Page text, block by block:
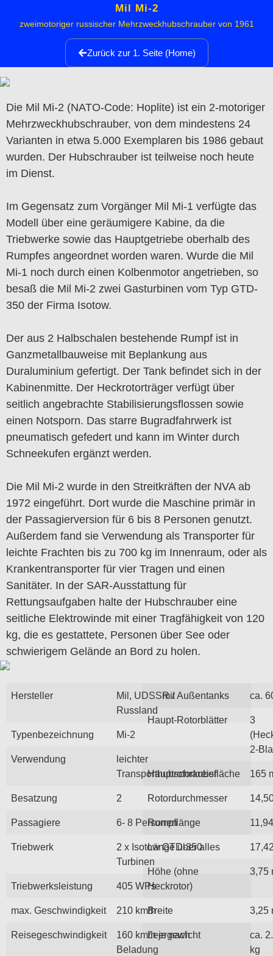
Mil Mi-2
zweimotoriger russischer Mehrzweckhubschrauber von 1961
Zurück zur 1. Seite (Home)
Die Mil Mi-2 (NATO-Code: Hoplite) ist ein 2-motoriger
Mehrzweckhubschrauber, von dem mindestens 24
Varianten in etwa 5.000 Exemplaren bis 1986 gebaut
wurden. Der Hubschrauber ist teilweise noch heute
im Dienst.
Im Gegensatz zum Vorgänger Mil Mi-1 verfügte das
Modell über eine geräumigere Kabine, da die
Triebwerke sowie das Hauptgetriebe oberhalb des
Rumpfes angeordnet worden waren. Wurde die Mil
Mi-1 noch durch einen Kolbenmotor angetrieben, so
besaß die Mil Mi-2 zwei Gasturbinen vom Typ GTD-
350 der Firma Isotow.
Der aus 2 Halbschalen bestehende Rumpf ist in
Ganzmetallbauweise mit Beplankung aus
Duraluminium gefertigt. Der Tank befindet sich in der
Kabinenmitte. Der Heckrotorträger verfügt über
seitlich angebrachte Stabilisierungsflossen sowie
einen Notsporn. Das starre Bugradfahrwerk ist
pneumatisch gefedert und kann im Winter durch
Schneekufen ergänzt werden.
Die Mil Mi-2 wurde in den Streitkräften der NVA ab
1972 eingeführt. Dort wurde die Maschine primär in
der Passagierversion für 6 bis 8 Personen genutzt.
Außerdem fand sie Verwendung als Transporter für
leichte Frachten bis zu 700 kg im Innenraum, oder als
Krankentransporter für vier Tragen und einen
Sanitäter. In der SAR-Ausstattung für
Rettungsaufgaben halte der Hubschrauber eine
seitliche Elektrowinde mit einer Tragfähigkeit von 120
kg, die es gestattete, Personen über See oder
schwierigem Gelände an Bord zu holen.
Hersteller
Mil, UDSSR /
Russland
Typenbezeichnung Mi-2
Verwendung
leichter
Transporthubschrauber
Besatzung 2
Passagiere 6- 8 Personen
Triebwerk
2 x Isotow GTD-350
Turbinen
Triebwerksleistung 405 WPs
max. Geschwindigkeit 210 km/h
Reisegeschwindigkeit
160 km/h je nach
Beladung
mit Außentanks ca.
Haupt-Rotorblätter
3
2-
Hauptrotorkreisfläche 165
Rotordurchmesser
Rumpflänge
Länge über alles
Höhe (ohne
Heckrotor)
3,75
Breite 3,25
Leergewicht
ca.
kg